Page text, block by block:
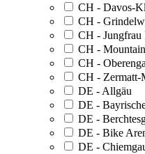
CH - Davos-
CH -
CH - Jungfrau
CH -
CH -
CH - Zermatt-
DE - Allgäu
DE -
DE -
DE - Bike
DE -